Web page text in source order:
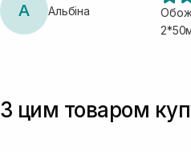
А Альбіна
З цим товаром